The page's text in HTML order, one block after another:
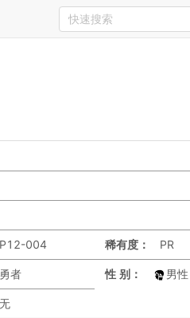
P12-004 稀有度： PR
勇者 性 别： 男性
无